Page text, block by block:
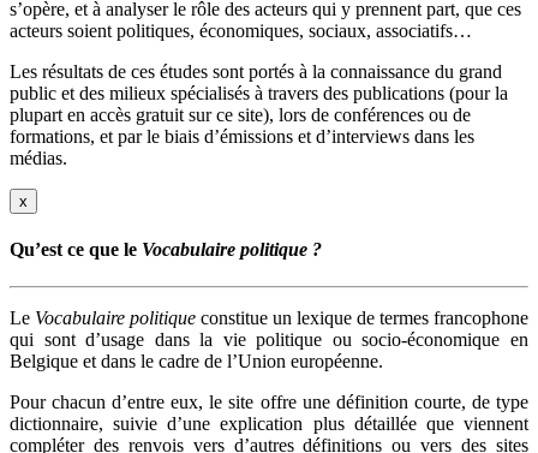
s’opère, et à analyser le rôle des acteurs qui y prennent part, que ces
acteurs soient politiques, économiques, sociaux, associatifs…
Les résultats de ces études sont portés à la connaissance du grand
public et des milieux spécialisés à travers des publications (pour la
plupart en accès gratuit sur ce site), lors de conférences ou de
formations, et par le biais d’émissions et d’interviews dans les
médias.
x
Qu’est ce que le Vocabulaire politique ?
Le Vocabulaire politique constitue un lexique de termes francophone
qui sont d’usage dans la vie politique ou socio-économique en
Belgique et dans le cadre de l’Union européenne.
Pour chacun d’entre eux, le site offre une définition courte, de type
dictionnaire, suivie d’une explication plus détaillée que viennent
compléter des renvois vers d’autres définitions ou vers des sites